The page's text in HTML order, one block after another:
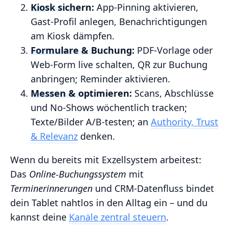
Kiosk sichern: App‑Pinning aktivieren,
Gast‑Profil anlegen, Benachrichtigungen
am Kiosk dämpfen.
Formulare & Buchung: PDF‑Vorlage oder
Web‑Form live schalten, QR zur Buchung
anbringen; Reminder aktivieren.
Messen & optimieren: Scans, Abschlüsse
und No‑Shows wöchentlich tracken;
Texte/Bilder A/B‑testen; an Authority, Trust
& Relevanz denken.
Wenn du bereits mit Exzellsystem arbeitest:
Das Online‑Buchungssystem mit
Terminerinnerungen und CRM‑Datenfluss bindet
dein Tablet nahtlos in den Alltag ein – und du
kannst deine Kanäle zentral steuern.